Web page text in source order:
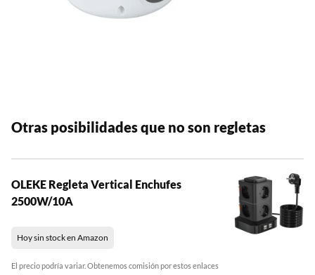
Otras posibilidades que no son regletas
OLEKE Regleta Vertical Enchufes
2500W/10A
Hoy sin stock en Amazon
El precio podría variar. Obtenemos comisión por estos enlaces